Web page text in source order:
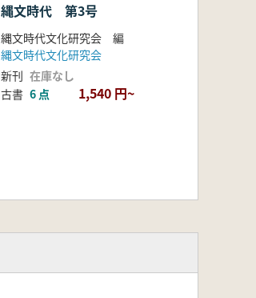
縄文時代 第3号
縄文時代文化研究会 編
縄文時代文化研究会
新刊 在庫なし
古書 6 点 1,540 円~